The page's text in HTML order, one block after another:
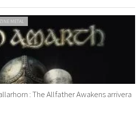
METAL
: The Allfather Awakens arrivera